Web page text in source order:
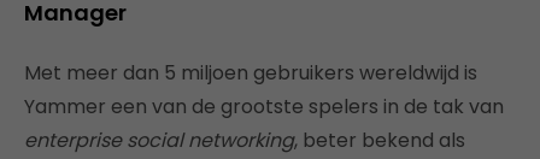
Manager
Met meer dan 5 miljoen gebruikers wereldwijd is
Yammer een van de grootste spelers in de tak van
enterprise social networking, beter bekend als